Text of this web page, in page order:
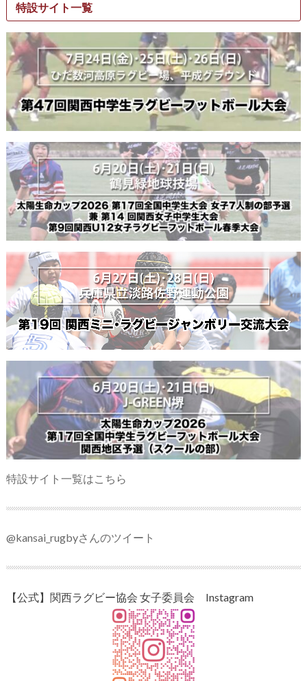
特設サイト一覧
特設サイト一覧はこちら
@kansai_rugbyさんのツイート
【公式】関西ラグビー協会 女子委員会 Instagram